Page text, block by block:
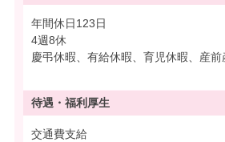
年間休日123日
4週8休
慶弔休暇、有給休暇、育児休暇、産前
待遇・ 福利厚生
交通費支給